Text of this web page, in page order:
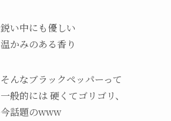
鋭い中にも優しい
温かみのある香り
そんなブラックペッパーって
一般的には 硬くてゴリゴリ、
今話題のwww